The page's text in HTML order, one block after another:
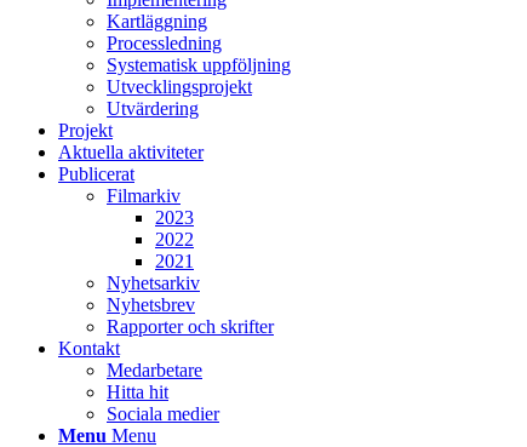
Kartläggning
Processledning
Systematisk uppföljning
Utvecklingsprojekt
Utvärdering
Projekt
Aktuella aktiviteter
Publicerat
Filmarkiv
2023
2022
2021
Nyhetsarkiv
Nyhetsbrev
Rapporter och skrifter
Kontakt
Medarbetare
Hitta hit
Sociala medier
Menu Menu